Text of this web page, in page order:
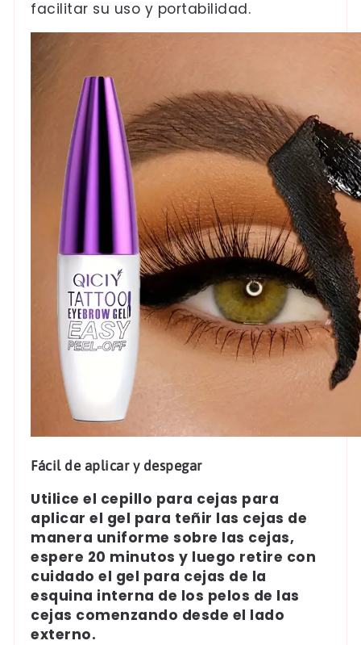
facilitar su uso y portabilidad.
Fácil de aplicar y despegar
Utilice el cepillo para cejas para
aplicar el gel para teñir las cejas de
manera uniforme sobre las cejas,
espere 20 minutos y luego retire con
cuidado el gel para cejas de la
esquina interna de los pelos de las
cejas comenzando desde el lado
externo.